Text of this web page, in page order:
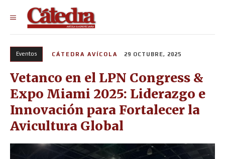
Eventos CÁTEDRA AVÍCOLA 29 OCTUBRE, 2025
Vetanco en el LPN Congress &
Expo Miami 2025: Liderazgo e
Innovación para Fortalecer la
Avicultura Global